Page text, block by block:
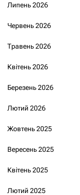
Липень 2026
Червень 2026
Травень 2026
Квітень 2026
Березень 2026
Лютий 2026
Жовтень 2025
Вересень 2025
Квітень 2025
Лютий 2025